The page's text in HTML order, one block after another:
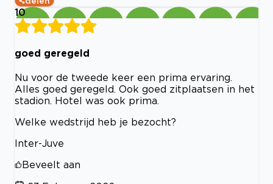
10
goed geregeld
Nu voor de tweede keer een prima ervaring.
Alles goed geregeld. Ook goed zitplaatsen in het
stadion. Hotel was ook prima.
Welke wedstrijd heb je bezocht?
Inter-Juve
Beveelt aan